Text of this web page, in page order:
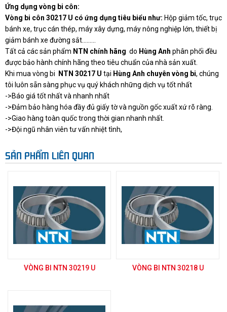
Ứng dụng vòng bi côn:
Vòng bi côn 30217 U có ứng dụng tiêu biểu như: Hộp giảm tốc, trục
bánh xe, trục cán thép, máy xây dựng, máy nông nghiệp lớn, thiết bị
giảm bánh xe đường sắt.........
Tất cả các sản phẩm NTN chính hãng do Hùng Anh phân phối đều
được bảo hành chính hãng theo tiêu chuẩn của nhà sản xuất.
Khi mua vòng bi
NTN 30217 U tại Hùng Anh chuyên vòng bi, chúng
tôi luôn sẵn sàng phục vụ quý khách những dịch vụ tốt nhất
->Báo giá tốt nhất và nhanh nhất
->Đảm bảo hàng hóa đầy đủ giấy tờ và nguồn gốc xuất xứ rõ ràng.
->Giao hàng toàn quốc trong thời gian nhanh nhất.
->Đội ngũ nhân viên tư vấn nhiệt tình,
SẢN PHẨM LIÊN QUAN
VÒNG BI NTN 30219 U VÒNG BI NTN 30218 U